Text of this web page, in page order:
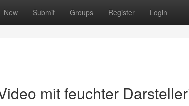
New Submit Groups Register Login
mit feuchter